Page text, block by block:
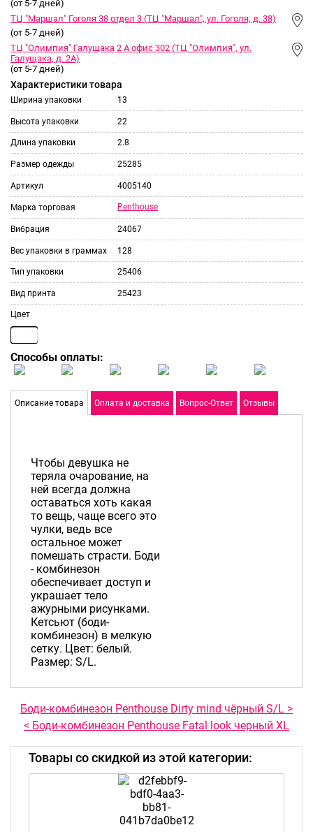
(от 5-7 дней)
ТЦ "Маршал" Гоголя 38 отдел 3 (ТЦ "Маршал", ул. Гоголя, д. 38)
(от 5-7 дней)
ТЦ "Олимпия" Галущака 2 А офис 302 (ТЦ "Олимпия", ул.
Галущака, д. 2А)
(от 5-7 дней)
Характеристики товара
Ширина упаковки 13
Высота упаковки 22
Длина упаковки 2.8
Размер одежды 25285
Артикул 4005140
Марка торговая Penthouse
Вибрация 24067
Вес упаковки в граммах 128
Тип упаковки 25406
Вид принта 25423
Цвет
Способы оплаты:
Описание товара Оплата и доставка Вопрос-Ответ Отзывы
Чтобы девушка не
теряла очарование, на
ней всегда должна
оставаться хоть какая
то вещь, чаще всего это
чулки, ведь все
остальное может
помешать страсти. Боди
- комбинезон
обеспечивает доступ и
украшает тело
ажурными рисунками.
Кетсьют (боди-
комбинезон) в мелкую
сетку. Цвет: белый.
Размер: S/L.
Боди-комбинезон Penthouse Dirty mind чёрный S/L >
< Боди-комбинезон Penthouse Fatal look черный XL
Товары со скидкой из этой категории: